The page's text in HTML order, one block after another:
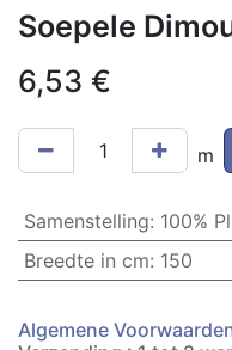
Soepele
6,53 €
m
Samenstelling: 100% Pl
Breedte in cm: 150
Algemene